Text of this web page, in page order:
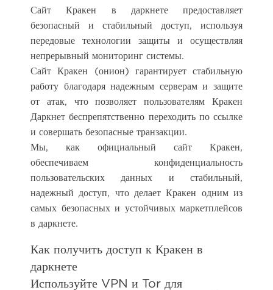
Сайт Кракен в даркнете предоставляет
безопасный и стабильный доступ, используя
передовые технологии защиты и осуществляя
непрерывный мониторинг системы.
Сайт Кракен (онион) гарантирует стабильную
работу благодаря надежным серверам и защите
от атак, что позволяет пользователям Кракен
Даркнет беспрепятственно переходить по ссылке
и совершать безопасные транзакции.
Мы, как официальный сайт Кракен,
обеспечиваем конфиденциальность
пользовательских данных и стабильный,
надежный доступ, что делает Кракен одним из
самых безопасных и устойчивых маркетплейсов
в даркнете.
Как получить доступ к Кракен в
даркнете
Используйте VPN и Tor для